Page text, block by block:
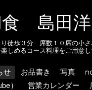
島田洋
徒歩３分 席数１０席の小さ
しめるコース料理をご用意し
せ お品書き 写真
）
営業カレンダー